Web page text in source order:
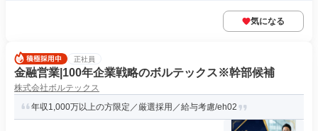
気になる
正社員
金融営業|100年企業戦略のボルテックス※幹部候補
株式会社ボルテックス
年収1,000万以上の方限定／厳選採用／給与考慮/eh02